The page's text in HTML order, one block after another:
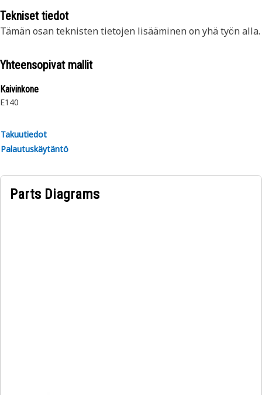
Tekniset tiedot
Tämän osan teknisten tietojen lisääminen on yhä työn alla.
Yhteensopivat mallit
Kaivinkone
E140
Takuutiedot
Palautuskäytäntö
Parts Diagrams